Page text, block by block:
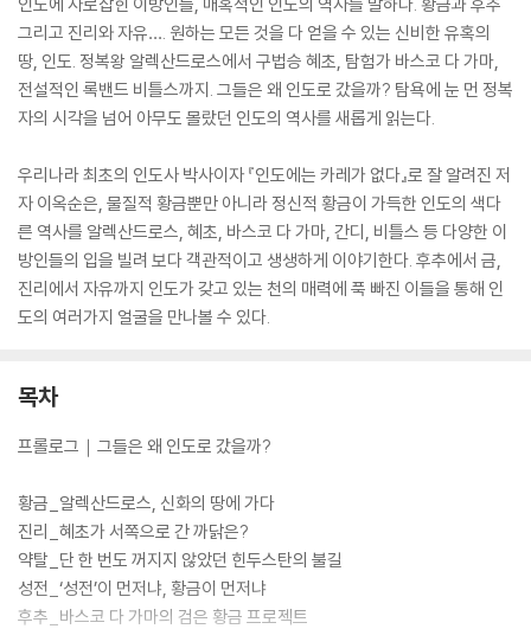
그리고 진리와 자유…. 원하는 모든 것을 다 얻을 수 있는 신비한 유혹의
땅, 인도. 정복왕 알렉산드로스에서 구법승 혜초, 탐험가 바스코 다 가마,
전설적인 록밴드 비틀스까지. 그들은 왜 인도로 갔을까? 탐욕에 눈 먼 정복
자의 시각을 넘어 아무도 몰랐던 인도의 역사를 새롭게 읽는다.
우리나라 최초의 인도사 박사이자 『인도에는 카레가 없다』로 잘 알려진 저
자 이옥순은, 물질적 황금뿐만 아니라 정신적 황금이 가득한 인도의 색다
른 역사를 알렉산드로스, 혜초, 바스코 다 가마, 간디, 비틀스 등 다양한 이
방인들의 입을 빌려 보다 객관적이고 생생하게 이야기한다. 후추에서 금,
진리에서 자유까지 인도가 갖고 있는 천의 매력에 푹 빠진 이들을 통해 인
도의 여러가지 얼굴을 만나볼 수 있다.
목차
프롤로그｜그들은 왜 인도로 갔을까?
황금_알렉산드로스, 신화의 땅에 가다
진리_혜초가 서쪽으로 간 까닭은?
약탈_단 한 번도 꺼지지 않았던 힌두스탄의 불길
성전_‘성전’이 먼저냐, 황금이 먼저냐
후추_바스코 다 가마의 검은 황금 프로젝트